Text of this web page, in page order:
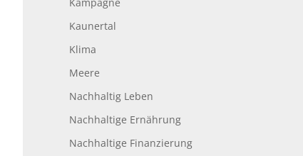
Kaunertal
Klima
Meere
Nachhaltig Leben
Nachhaltige Ernährung
Nachhaltige Finanzierung